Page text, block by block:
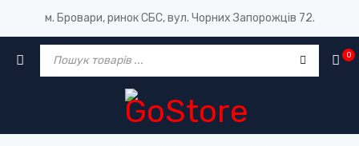
м. Бровари, ринок СБС, вул. Чорних Запорожців 72.
0